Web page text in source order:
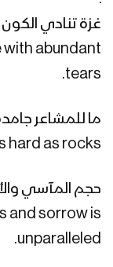
غزة تنادي الكون
with abundant
tears.
ما للمشاعر
as rocks?
حجم المآسي
and sorrow is
unparalleled.